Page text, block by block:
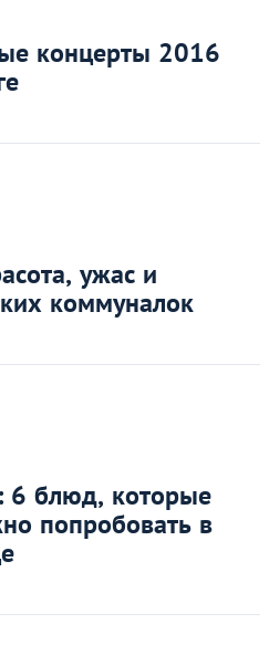
концерты 2016
ужас и
коммуналок
6 блюд, которые
попробовать в